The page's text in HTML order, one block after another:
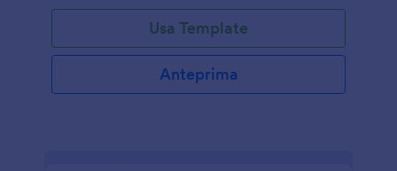
Usa Template
Anteprima